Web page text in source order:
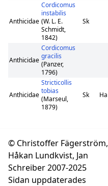
Anthicidae
Cordicomus
instabilis
(W. L. E.
Schmidt,
1842)
Sk
Anthicidae
Cordicomus
gracilis
(Panzer,
1796)
Anthicidae
Stricticollis
tobias
(Marseul,
1879)
Sk Ha
© Christoffer Fägerström,
Håkan Lundkvist, Jan
Schreiber 2007-2025
Sidan uppdaterades